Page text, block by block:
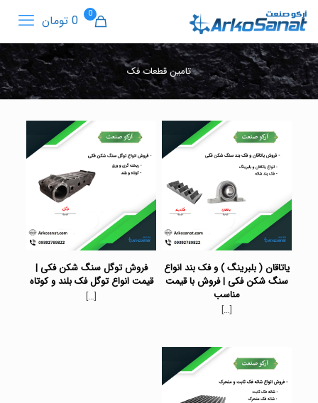
0 0 تومان
تامین قطعات فک
یاتاقان ( بلبرینگ ) و فک بند انواع
سنگ شکن فکی | فروش با قیمت
مناسب
[…]
فروش توگل سنگ شکن فکی |
قیمت انواع توگل فک بلند و کوتاه
[…]